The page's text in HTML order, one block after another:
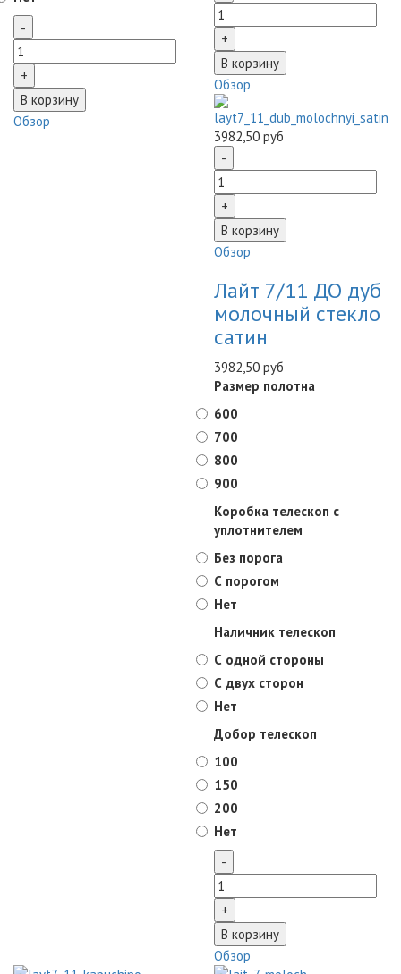
Обзор
Обзор
3982,50 руб
Обзор
Лайт 7/11 ДО дуб
молочный стекло
сатин
3982,50 руб
Размер полотна
600
700
800
900
Коробка телескоп с
уплотнителем
Без порога
С порогом
Нет
Наличник телескоп
С одной стороны
С двух сторон
Нет
Добор телескоп
100
150
200
Нет
Обзор